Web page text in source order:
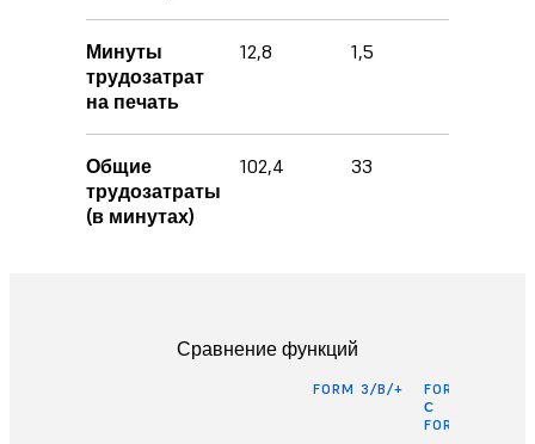
Минуты
трудозатрат
на печать
12,8 1,5
Общие
трудозатраты
(в минутах)
102,4 33
Сравнение функций
FORM 3/B/+
FORM 3/B/+
С
FORM AUTO